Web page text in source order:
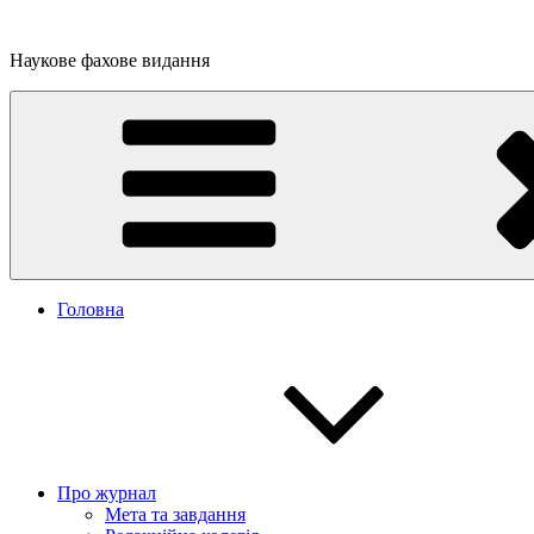
вмісту
Наукове фахове видання
Головна
Про журнал
Мета та завдання